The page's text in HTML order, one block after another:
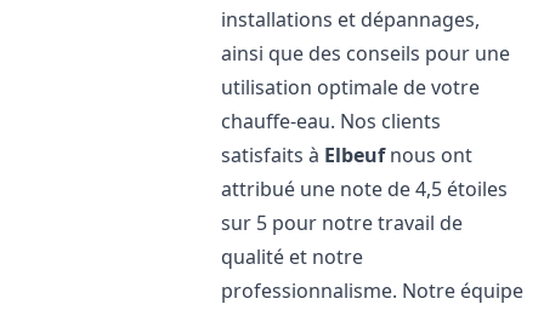
installations et dépannages,
ainsi que des conseils pour une
utilisation optimale de votre
chauffe-eau. Nos clients
satisfaits à Elbeufnous ont
attribué une note de 4,5 étoiles
sur 5 pour notre travail de
qualité et notre
professionnalisme. Notre équipe